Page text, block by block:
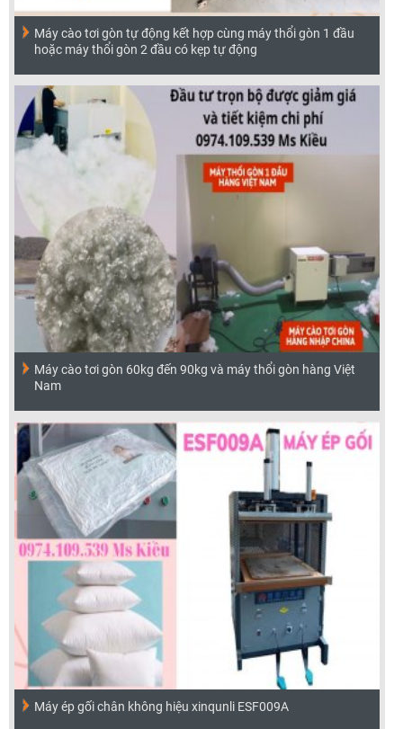
Máy cào tơi gòn tự động kết hợp cùng máy thổi gòn 1 đầu
hoặc máy thổi gòn 2 đầu có kẹp tự động
Máy cào tơi gòn 60kg đến 90kg và máy thổi gòn hàng Việt
Nam
Máy ép gối chân không hiệu xinqunli ESF009A